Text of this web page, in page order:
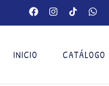
INICIO CATÁLOGO